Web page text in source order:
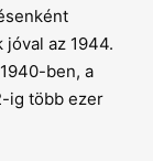
az 1944.
ben, a
ig több ezer